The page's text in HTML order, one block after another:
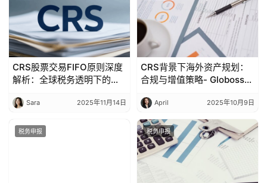
CRS股票交易FIFO原则深度
解析：全球税务透明下的
策略Sara 2025年11月14日
CRS背景下海外资产规划：
合规与增值策略- Globoss易
April 2025年10月9日
税务申报 税务申报